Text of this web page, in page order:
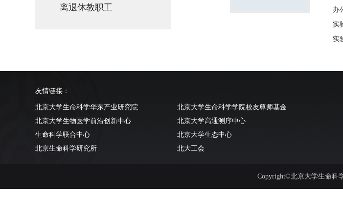
离退休教职工
办
实
实
友情链接：
北京大学生命科学华东产业研究院
北京大学生命科学学院校友尊师基金
北京大学生物医学前沿创新中心
北京大学高通测序中心
生命科学联合中心
北京大学生态中心
北京生命科学研究所
北大工会
Copyright©北京大学生命